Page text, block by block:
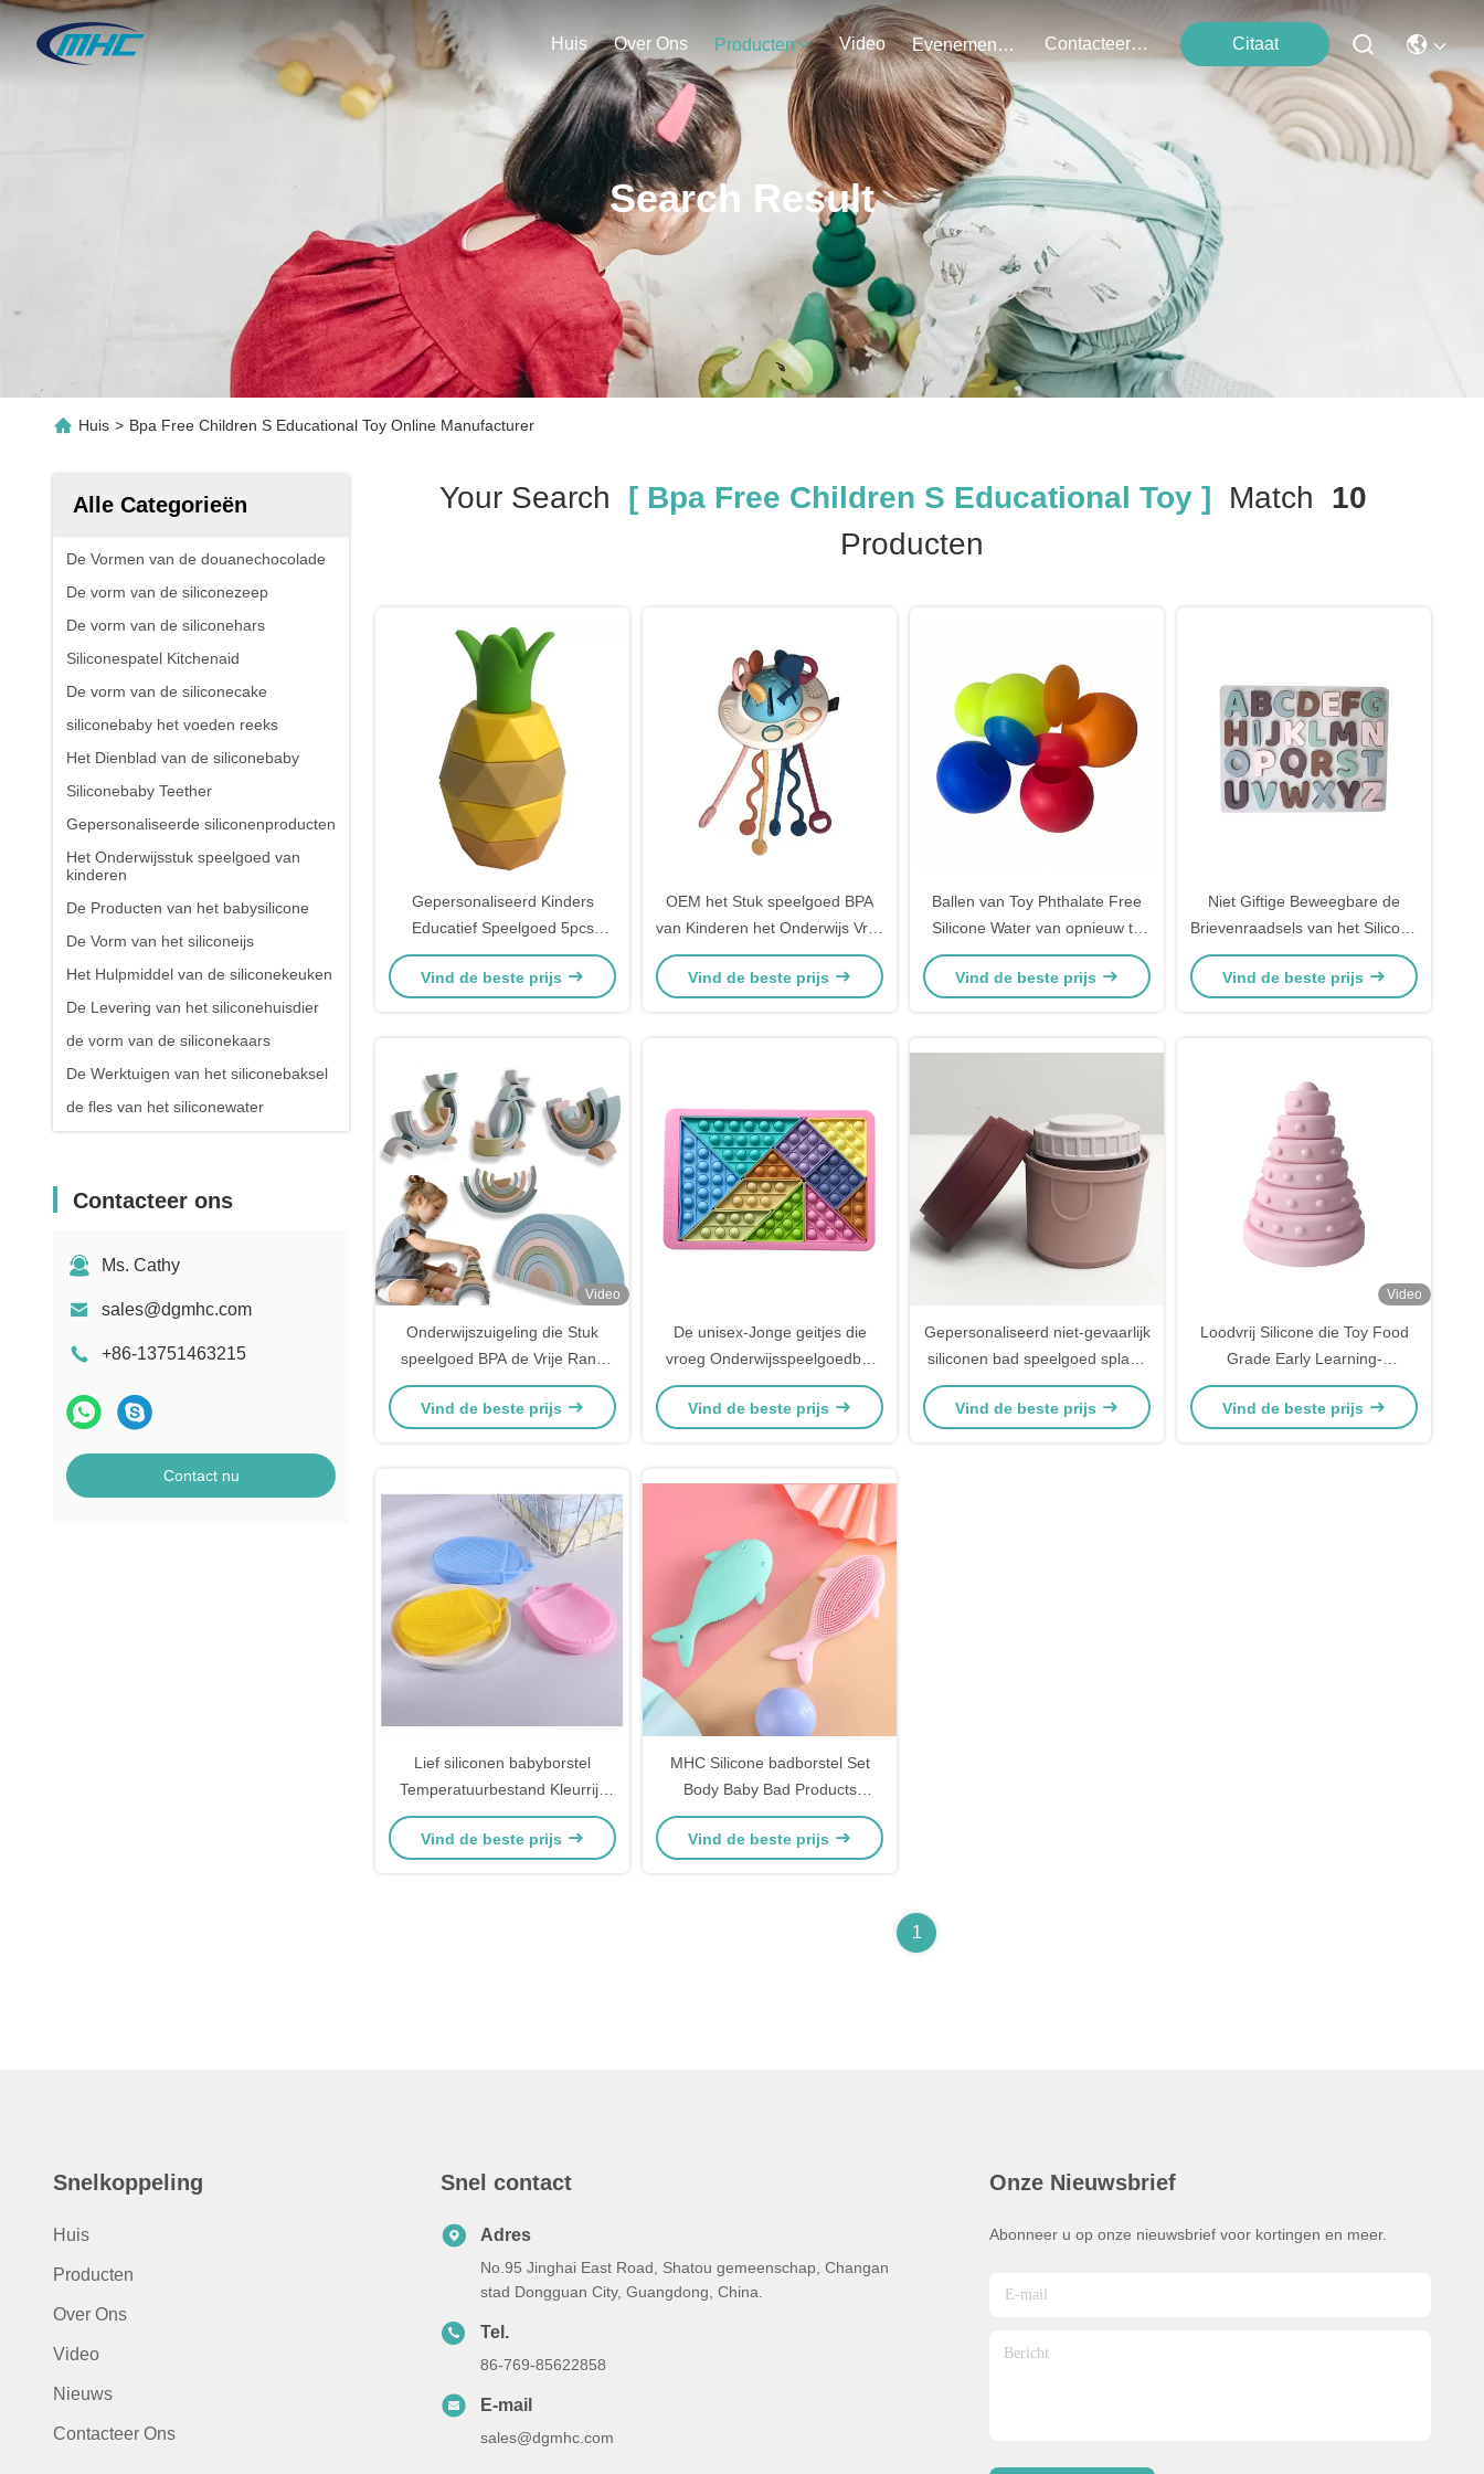
Huis Over Ons Producten Video Evenementen Contacteer Ons Citaat
Search Result
Huis > Bpa Free Children S Educational Toy Online Manufacturer
Alle Categorieën
De Vormen van de douanechocolade
De vorm van de siliconezeep
De vorm van de siliconehars
Siliconespatel Kitchenaid
De vorm van de siliconecake
siliconebaby het voeden reeks
Het Dienblad van de siliconebaby
Siliconebaby Teether
Gepersonaliseerde siliconenproducten
Het Onderwijsstuk speelgoed van
kinderen
De Producten van het babysilicone
De Vorm van het siliconeijs
Het Hulpmiddel van de siliconekeuken
De Levering van het siliconehuisdier
de vorm van de siliconekaars
De Werktuigen van het siliconebaksel
de fles van het siliconewater
Contacteer ons
Ms. Cathy
sales@dgmhc.com
+86-13751463215
Contact nu
Your Search [ Bpa Free Children S Educational Toy ] Match 10
Producten
Gepersonaliseerd Kinders
Educatief Speelgoed 5pcs
Ananas BPA Vrije Silicone Stapel
Speelgoed
Vind de beste prijs
OEM het Stuk speelgoed BPA
van Kinderen het Onderwijs Vrije
Speelgoed van het Silicone
Sensorische Tandjes krijgen
Vind de beste prijs
Ballen van Toy Phthalate Free
Silicone Water van opnieuw te
gebruiken Kinderen de
Onderwijs
Vind de beste prijs
Niet Giftige Beweegbare de
Brievenraadsels van het Silicone
Vroege Onderwijsspeelgoed
voor Jonge geitjes
Vind de beste prijs
Video
Onderwijszuigeling die Stuk
speelgoed BPA de Vrije Rang
van het de Stapelaarvoedsel
van het Regenboogsilicone
Vind de beste prijs
De unisex-Jonge geitjes die
vroeg Onderwijsspeelgoedbel
leren friemelen
Speelgoedtangram Raadsel
Vind de beste prijs
Gepersonaliseerd niet-gevaarlijk
siliconen bad speelgoed splash
proof
Vind de beste prijs
Video
Loodvrij Silicone die Toy Food
Grade Early Learning-
Speelgoed voor Zuigelingen
stapelen
Vind de beste prijs
Lief siliconen babyborstel
Temperatuurbestand Kleurrijk
tekenfilmontwerp
Vind de beste prijs
MHC Silicone badborstel Set
Body Baby Bad Products
Schattige gezichtsreiniging Haar
rug scrubber voor douche
Vind de beste prijs
1
Snelkoppeling
Huis
Producten
Over Ons
Video
Nieuws
Contacteer Ons
Snel contact
Adres
No.95 Jinghai East Road, Shatou gemeenschap, Changan
stad Dongguan City, Guangdong, China.
Tel.
86-769-85622858
E-mail
sales@dgmhc.com
Onze Nieuwsbrief
Abonneer u op onze nieuwsbrief voor kortingen en meer.